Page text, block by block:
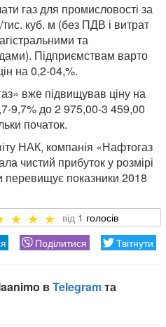
газ для промисловості за
куб. м (без ПДВ і витрат
та
Підприємствам варто
на 0,2-04,%.
вже підвищував ціну на
9,7% до 2 975,00-3 459,00
початок.
НАК, компанія «Нафтогаз
чистий прибуток у розмірі
показники 2018
1